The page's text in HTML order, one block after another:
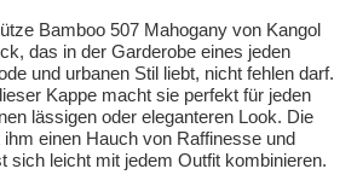
Bamboo 507 Mahogany von Kangol
das in der Garderobe eines jeden
und urbanen Stil liebt, nicht fehlen darf.
Kappe macht sie perfekt für jeden
lässigen oder eleganteren Look. Die
einen Hauch von Raffinesse und
sich leicht mit jedem Outfit kombinieren.